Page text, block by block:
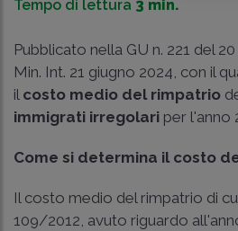
Tempo di lettura 3 min.
Pubblicato nella GU n. 221 del
Min. Int. 21 giugno 2024, con il
il costo medio del rimpatrio
immigrati irregolari per l'anno
Come si determina il costo
Il costo medio del rimpatrio di
109/2012 , avuto riguardo